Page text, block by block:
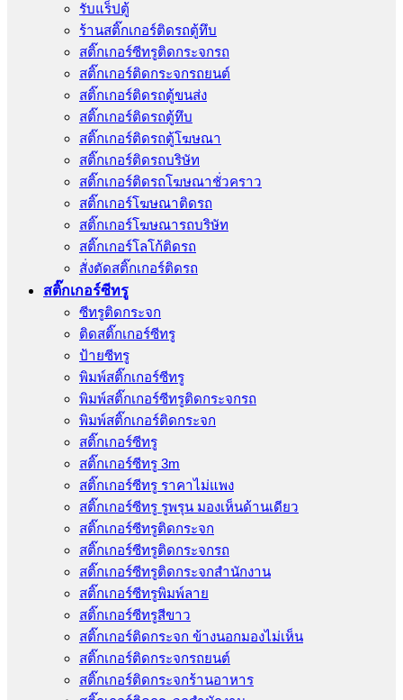
รับแร็ปตู้
ร้านสติ๊กเกอร์ติดรถตู้ทึบ
สติ๊กเกอร์ซีทรูติดกระจกรถ
สติ๊กเกอร์ติดกระจกรถยนต์
สติ๊กเกอร์ติดรถตู้ขนส่ง
สติ๊กเกอร์ติดรถตู้ทึบ
สติ๊กเกอร์ติดรถตู้โฆษณา
สติ๊กเกอร์ติดรถบริษัท
สติ๊กเกอร์ติดรถโฆษณาชั่วคราว
สติ๊กเกอร์โฆษณาติดรถ
สติ๊กเกอร์โฆษณารถบริษัท
สติ๊กเกอร์โลโก้ติดรถ
สั่งตัดสติ๊กเกอร์ติดรถ
สติ๊กเกอร์ซีทรู
ซีทรูติดกระจก
ติดสติ๊กเกอร์ซีทรู
ป้ายซีทรู
พิมพ์สติ๊กเกอร์ซีทรู
พิมพ์สติ๊กเกอร์ซีทรูติดกระจกรถ
พิมพ์สติ๊กเกอร์ติดกระจก
สติ๊กเกอร์ซีทรู
สติ๊กเกอร์ซีทรู 3m
สติ๊กเกอร์ซีทรู ราคาไม่แพง
สติ๊กเกอร์ซีทรู รูพรุน มองเห็นด้านเดียว
สติ๊กเกอร์ซีทรูติดกระจก
สติ๊กเกอร์ซีทรูติดกระจกรถ
สติ๊กเกอร์ซีทรูติดกระจกสำนักงาน
สติ๊กเกอร์ซีทรูพิมพ์ลาย
สติ๊กเกอร์ซีทรูสีขาว
สติ๊กเกอร์ติดกระจก ข้างนอกมองไม่เห็น
สติ๊กเกอร์ติดกระจกรถยนต์
สติ๊กเกอร์ติดกระจกร้านอาหาร